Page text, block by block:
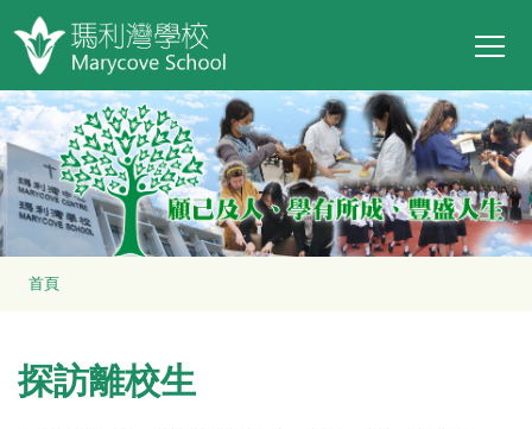
移至主內容
導
連
結
首頁
探訪離校生